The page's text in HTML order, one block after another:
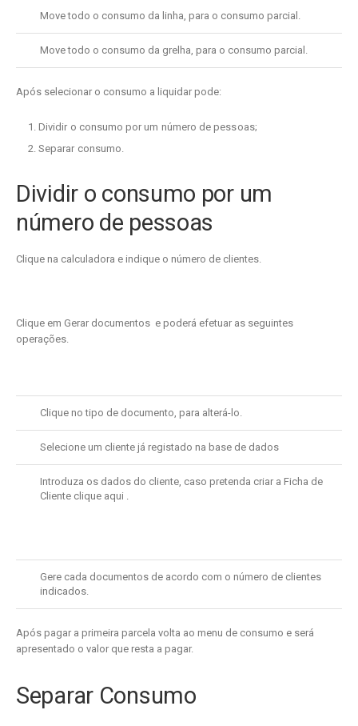
Move todo o consumo da linha, para o consumo parcial.
Move todo o consumo da grelha, para o consumo parcial.
Após selecionar o consumo a liquidar pode:
Dividir o consumo por um número de pessoas;
Separar consumo.
Dividir o consumo por um
número de pessoas
Clique na calculadora e indique o número de clientes.
Clique em Gerar documentos e poderá efetuar as seguintes
operações.
Clique no tipo de documento, para alterá-lo.
Selecione um cliente já registado na base de dados
Introduza os dados do cliente, caso pretenda criar a Ficha de
Cliente clique aqui .
Gere cada documentos de acordo com o número de clientes
indicados.
Após pagar a primeira parcela volta ao menu de consumo e será
apresentado o valor que resta a pagar.
Separar Consumo